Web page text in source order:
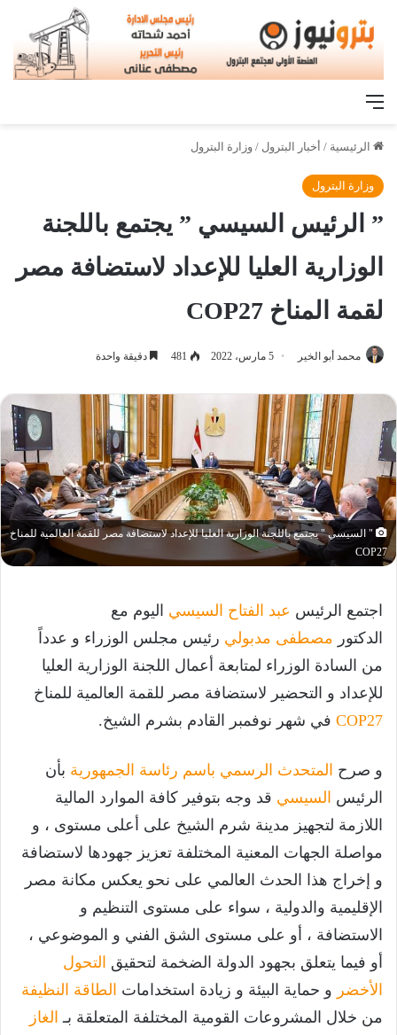
القائمة
الرئيسية / أخبار البترول / وزارة البترول
وزارة البترول
” الرئيس السيسي ” يجتمع باللجنة
الوزارية العليا للإعداد لاستضافة مصر
لقمة المناخ COP27
محمد أبو الخير 5 مارس، 2022 481 دقيقة واحدة
" السيسي " يجتمع باللجنة الوزارية العليا للإعداد لاستضافة مصر للقمة العالمية للمناخ
COP27
اجتمع الرئيس عبد الفتاح السيسي اليوم مع
الدكتور مصطفى مدبولي رئيس مجلس الوزراء و عدداً
من السادة الوزراء لمتابعة أعمال اللجنة الوزارية العليا
للإعداد و التحضير لاستضافة مصر للقمة العالمية للمناخ
COP27 في شهر نوفمبر القادم بشرم الشيخ.
و صرح المتحدث الرسمي باسم رئاسة الجمهورية بأن
الرئيس السيسي قد وجه بتوفير كافة الموارد المالية
اللازمة لتجهيز مدينة شرم الشيخ على أعلى مستوى ، و
مواصلة الجهات المعنية المختلفة تعزيز جهودها لاستضافة
و إخراج هذا الحدث العالمي على نحو يعكس مكانة مصر
الإقليمية والدولية ، سواء على مستوى التنظيم و
الاستضافة ، أو على مستوى الشق الفني و الموضوعي ،
أو فيما يتعلق بجهود الدولة الضخمة لتحقيق التحول
الأخضر و حماية البيئة و زيادة استخدامات الطاقة النظيفة
من خلال المشروعات القومية المختلفة المتعلقة بـ الغاز